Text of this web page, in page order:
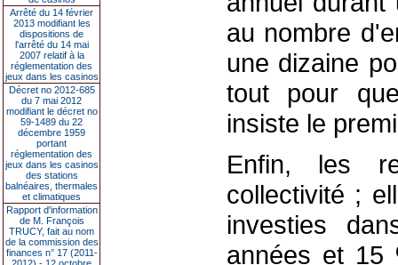
Arrêté du 14 février
2013 modifiant les
dispositions de
l'arrêté du 14 mai
2007 relatif à la
réglementation des
jeux dans les casinos
Décret no 2012-685
du 7 mai 2012
modifiant le décret no
59-1489 du 22
décembre 1959
portant
réglementation des
jeux dans les casinos
des stations
balnéaires, thermales
et climatiques
Rapport d'information
de M. François
TRUCY, fait au nom
de la commission des
finances n° 17 (2011-
au nombre
une dizaine
tout pour
insiste le
Enfin, les
collectivité ;
investies
années et 15